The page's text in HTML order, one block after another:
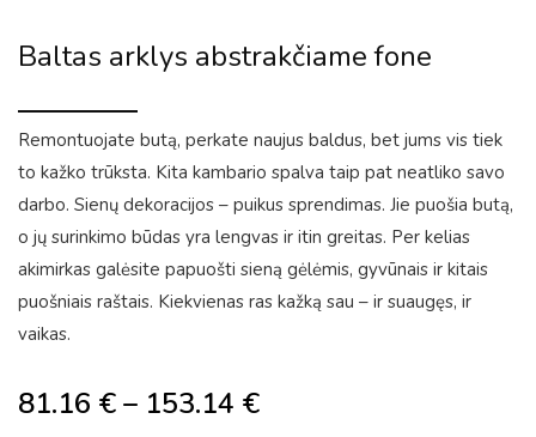
Baltas arklys abstrakčiame fone
Remontuojate butą, perkate naujus baldus, bet jums vis tiek
to kažko trūksta. Kita kambario spalva taip pat neatliko savo
darbo. Sienų dekoracijos – puikus sprendimas. Jie puošia butą,
o jų surinkimo būdas yra lengvas ir itin greitas. Per kelias
akimirkas galėsite papuošti sieną gėlėmis, gyvūnais ir kitais
puošniais raštais. Kiekvienas ras kažką sau – ir suaugęs, ir
vaikas.
81.16 €– 153.14 €